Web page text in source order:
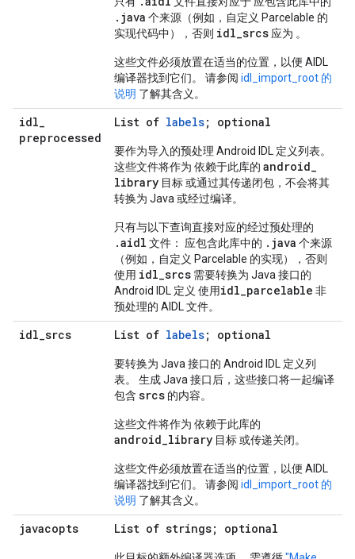
.java 个来源（例如，自定义 Parcelable 的
实现代码中），否则 idl_srcs 应为 。
这些文件必须放置在适当的位置，以便 AIDL
编译器找到它们。 请参阅 idl_import_root 的
说明 了解其含义。
idl_
preprocessed
List of labels; optional
要作为导入的预处理 Android IDL 定义列表。
这些文件将作为 依赖于此库的 android_
library 目标 或通过其传递闭包，不会将其
转换为 Java 或经过编译。
只有与以下查询直接对应的经过预处理的
.aidl 文件： 应包含此库中的 .java 个来源
（例如，自定义 Parcelable 的实现），否则
使用 idl_srcs 需要转换为 Java 接口的
Android IDL 定义 使用idl_parcelable 非
预处理的 AIDL 文件。
idl_srcs List of labels; optional
要转换为 Java 接口的 Android IDL 定义列
表。 生成 Java 接口后，这些接口将一起编译
包含 srcs 的内容。
这些文件将作为 依赖于此库的
android_library 目标 或传递关闭。
这些文件必须放置在适当的位置，以便 AIDL
编译器找到它们。 请参阅 idl_import_root 的
说明 了解其含义。
javacopts List of strings; optional